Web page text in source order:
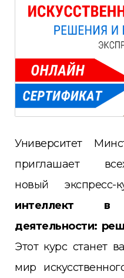
Университет
приглашает
новый экспресс-
интеллект в
деятельности:
Этот курс станет
мир